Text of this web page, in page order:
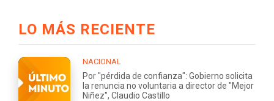
LO MÁS RECIENTE
NACIONAL
Por "pérdida de confianza": Gobierno solicita
la renuncia no voluntaria a director de "Mejor
Niñez", Claudio Castillo